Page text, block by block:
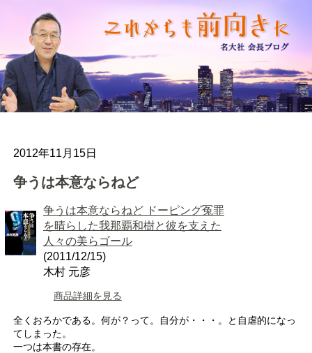
2012年11月15日
争うは本意ならねど
争うは本意ならねど ドーピング冤罪
を晴らした我那覇和樹と彼を支えた
人々の美らゴール
(2011/12/15)
木村 元彦
商品詳細を見る
全くおろかである。何が？って。自分が・・・。と自虐的になっ
てしまった。
一つは本書の存在。